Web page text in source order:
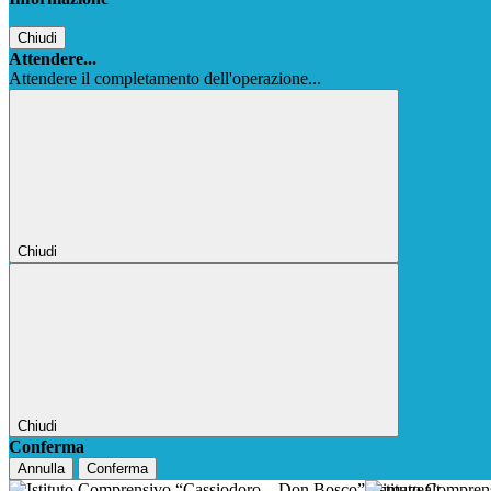
Chiudi
Attendere...
Attendere il completamento dell'operazione...
Chiudi
Chiudi
Conferma
Annulla Conferma